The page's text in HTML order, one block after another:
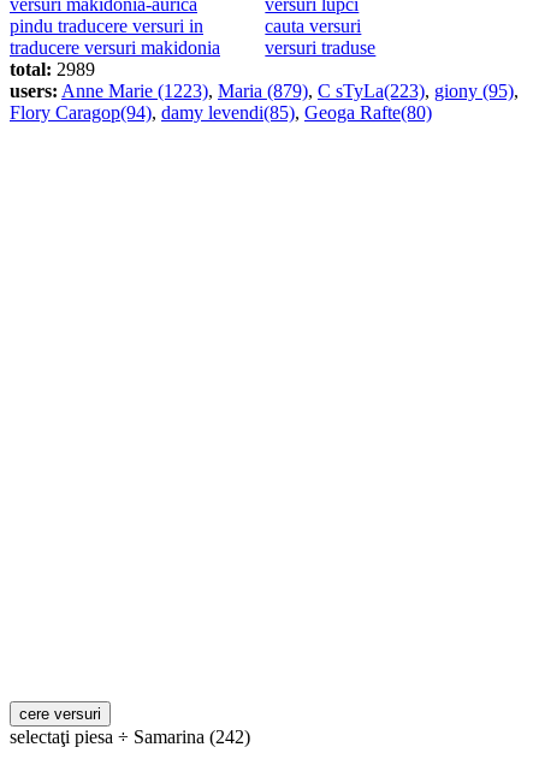
pindu traducere versuri in
cauta versuri
traducere versuri makidonia
versuri traduse
total: 2989
users: Anne Marie (1223), Maria (879), C sTyLa(223), giony (95),
Flory Caragop(94), damy levendi(85), Geoga Rafte(80)
selectaţi piesa ÷ Samarina (242)